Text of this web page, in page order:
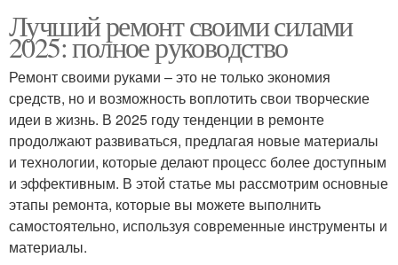
Лучший ремонт своими силами
2025: полное руководство
Ремонт своими руками – это не только экономия
средств, но и возможность воплотить свои творческие
идеи в жизнь. В 2025 году тенденции в ремонте
продолжают развиваться, предлагая новые материалы
и технологии, которые делают процесс более доступным
и эффективным. В этой статье мы рассмотрим основные
этапы ремонта, которые вы можете выполнить
самостоятельно, используя современные инструменты и
материалы.